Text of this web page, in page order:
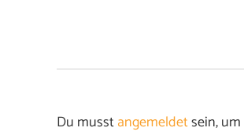
Du musstangemeldetsein,